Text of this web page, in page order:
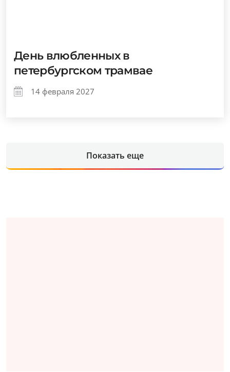
День влюбленных в
петербургском трамвае
14 февраля 2027
Показать еще